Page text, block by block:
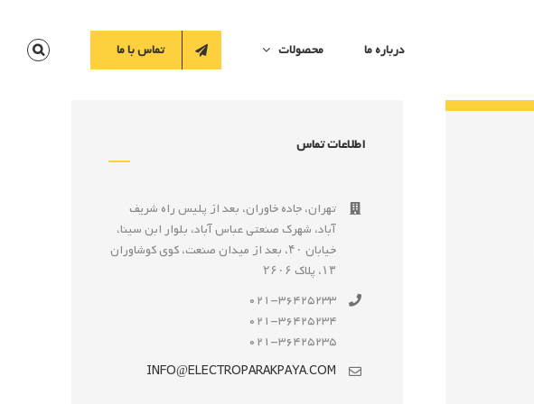
درباره ما محصولات تماس با ما
اطلاعات تماس
تهران، جاده خاوران، بعد از پليس راه شريف
آباد، شهرک صنعتى عباس آباد، بلوار ابن سينا،
خيابان ۴۰، بعد از ميدان صنعت، كوی كوشاوران
۱۳، پلاک ۲۶۰۶
021-36425233
021-36425234
021-36425235
INFO@ELECTROPARAKPAYA.COM